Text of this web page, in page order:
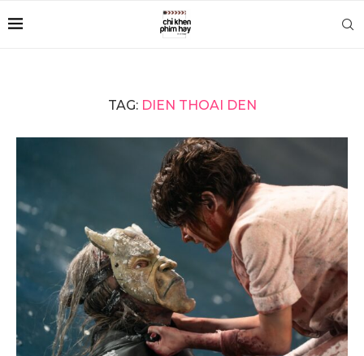
TAG: DIEN THOAI DEN